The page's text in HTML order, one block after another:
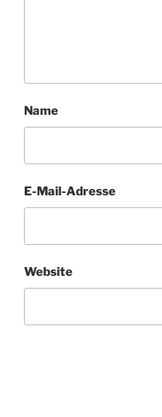
Name
E-Mail-Adresse
Website